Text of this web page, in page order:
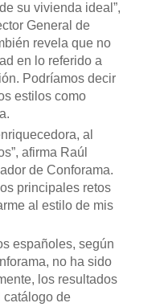
su vivienda ideal”,
General de
revela que no
en lo referido a
Podríamos decir
estilos como
al
afirma Raúl
de Conforama.
principales retos
al estilo de mis
españoles, según
no ha sido
los resultados
catálogo de